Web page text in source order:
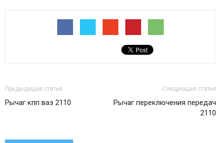
Предыдущая статья
Рычаг кпп ваз 2110
Следующая статья
Рычаг переключения передач
2110